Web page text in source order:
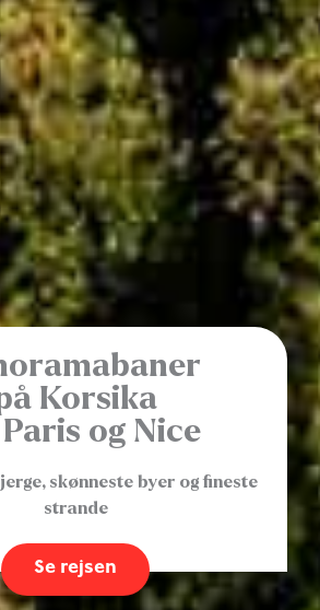
Korsika
og Nice
skønneste byer og fineste
strande
Se rejsen